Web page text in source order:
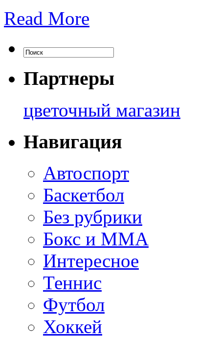
Read More
Партнеры
цветочный магазин
Навигация
Автоспорт
Баскетбол
Без рубрики
Бокс и ММА
Интересное
Теннис
Футбол
Хоккей